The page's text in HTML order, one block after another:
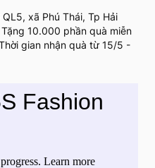
xã Phú Thái, Tp Hải
10.000 phần quà miễn
gian nhận quà từ 15/5 -